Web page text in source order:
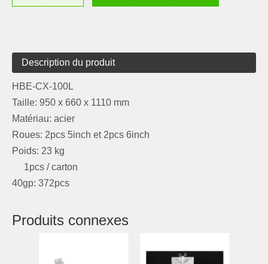
Description du produit
HBE-CX-100L
Taille: 950 x 660 x 1110 mm
Matériau: acier
Roues: 2pcs 5inch et 2pcs 6inch
Poids: 23 kg
1pcs / carton
40gp: 372pcs
Produits connexes